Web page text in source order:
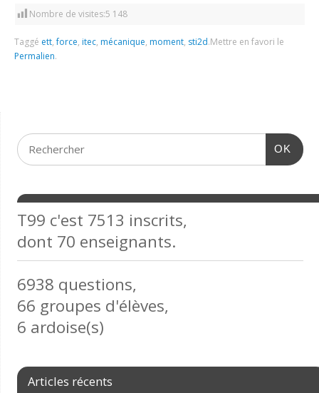
Nombre de visites:5 148
Taggé ett,force, itec, mécanique, moment, sti2d.Mettre en favori le
Permalien.
OK
T99 c'est 7513 inscrits,
dont 70 enseignants.
6938 questions,
66 groupes d'élèves,
6 ardoise(s)
Articles récents